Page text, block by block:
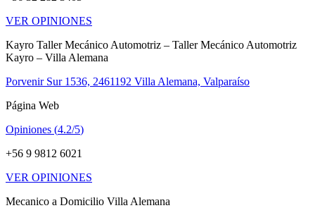
VER OPINIONES
Kayro Taller Mecánico Automotriz – Taller Mecánico Automotriz
Kayro – Villa Alemana
Porvenir Sur 1536, 2461192 Villa Alemana, Valparaíso
Página Web
Opiniones (4.2/5)
+56 9 9812 6021
VER OPINIONES
Mecanico a Domicilio Villa Alemana